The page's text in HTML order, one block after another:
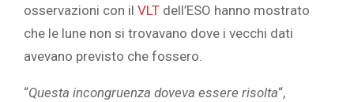
osservazioni con il VLT dell’ESO hanno mostrato
che le lune non si trovavano dove i vecchi dati
avevano previsto che fossero.
“Questa incongruenza doveva essere risolta“,